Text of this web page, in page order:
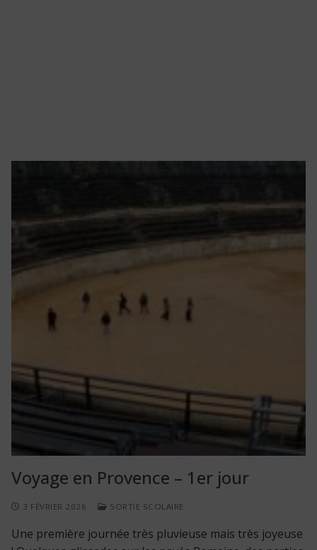
Voyage en Provence – 1er jour
3 FÉVRIER 2026 SORTIE SCOLAIRE
Une première journée très pluvieuse mais très joyeuse